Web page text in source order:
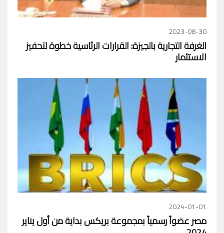
2023-08-30
الغرفة التجارية بالجيزة: القرارات الرئاسية خطوة لتحفيز
الاستثمار
2024-01-01
مصر عضواً رسمياً بمجموعة بريكس بداية من أول يناير